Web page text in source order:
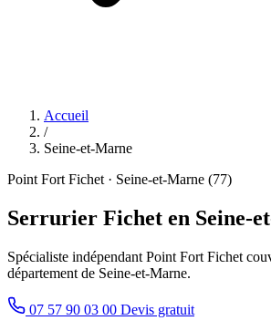
Accueil
/
Seine-et-Marne
Point Fort Fichet · Seine-et-Marne (77)
Serrurier Fichet en Seine-
Spécialiste indépendant Point Fort Fichet
département de Seine-et-Marne.
07 57 90 03 00 Devis gratuit